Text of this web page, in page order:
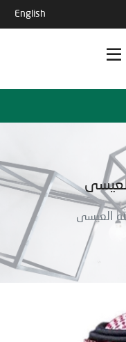
English
العيسى